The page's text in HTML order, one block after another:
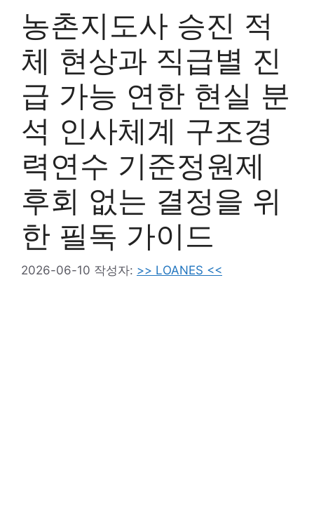
농촌지도사 승진 적
체 현상과 직급별 진
급 가능 연한 현실 분
석 인사체계 구조경
력연수 기준정원제
후회 없는 결정을 위
한 필독 가이드
2026-06-10 작성자: >> LOANES <<